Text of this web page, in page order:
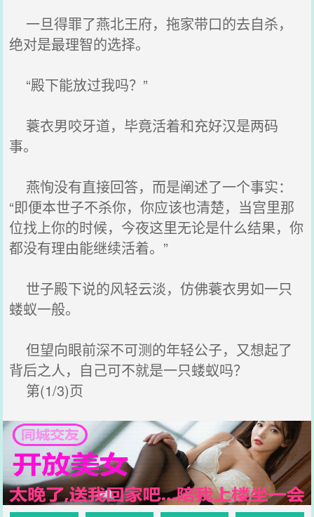
一旦得罪了燕北王府，拖家带口的去自杀，
绝对是最理智的选择。
“殿下能放过我吗？”
蓑衣男咬牙道，毕竟活着和充好汉是两码
事。
燕恂没有直接回答，而是阐述了一个事实：
“即便本世子不杀你，你应该也清楚，当宫里那
位找上你的时候，今夜这里无论是什么结果，你
都没有理由能继续活着。”
世子殿下说的风轻云淡，仿佛蓑衣男如一只
蝼蚁一般。
但望向眼前深不可测的年轻公子，又想起了
背后之人，自己可不就是一只蝼蚁吗？
第(1/3)页